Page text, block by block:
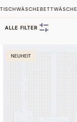
TISCHWÄSCHEBETTWÄSCHE
ALLE FILTER
NEUHEIT